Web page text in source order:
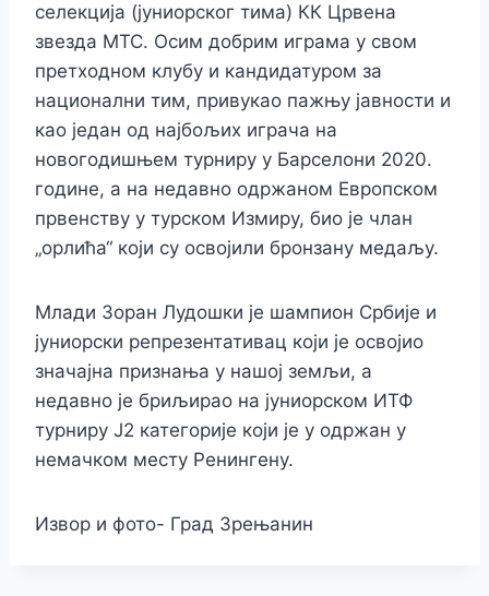
селекција (јуниорског тима) КК Црвена
звезда МТС. Осим добрим играма у свом
претходном клубу и кандидатуром за
национални тим, привукао пажњу јавности и
као један од најбољих играча на
новогодишњем турниру у Барселони 2020.
године, а на недавно одржаном Европском
првенству у турском Измиру, био је члан
„орлића“ који су освојили бронзану медаљу.
Млади Зоран Лудошки је шампион Србије и
јуниорски репрезентативац који је освојио
значајна признања у нашој земљи, а
недавно је бриљирао на јуниорском ИТФ
турниру Ј2 категорије који је у одржан у
немачком месту Ренингену.
Извор и фото- Град Зрењанин